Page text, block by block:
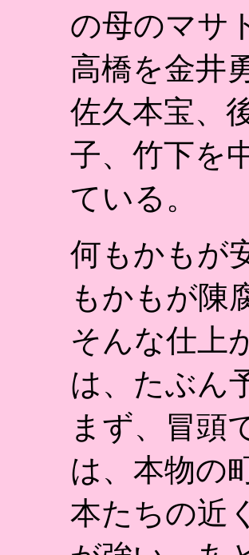
の母のマサ
高橋を金井
佐久本宝、
子、竹下を
ている。
何もかもが
もかもが陳
そんな仕上
は、たぶん
まず、冒頭
は、本物の
本たちの近